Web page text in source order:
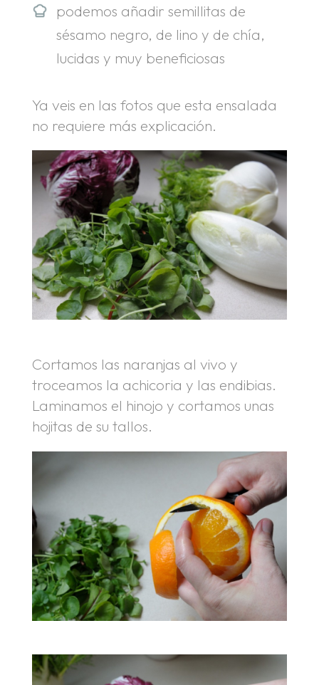
podemos añadir semillitas de
sésamo negro, de lino y de chía,
lucidas y muy beneficiosas
Ya veis en las fotos que esta ensalada
no requiere más explicación.
Cortamos las naranjas al vivo y
troceamos la achicoria y las endibias.
Laminamos el hinojo y cortamos unas
hojitas de su tallos.